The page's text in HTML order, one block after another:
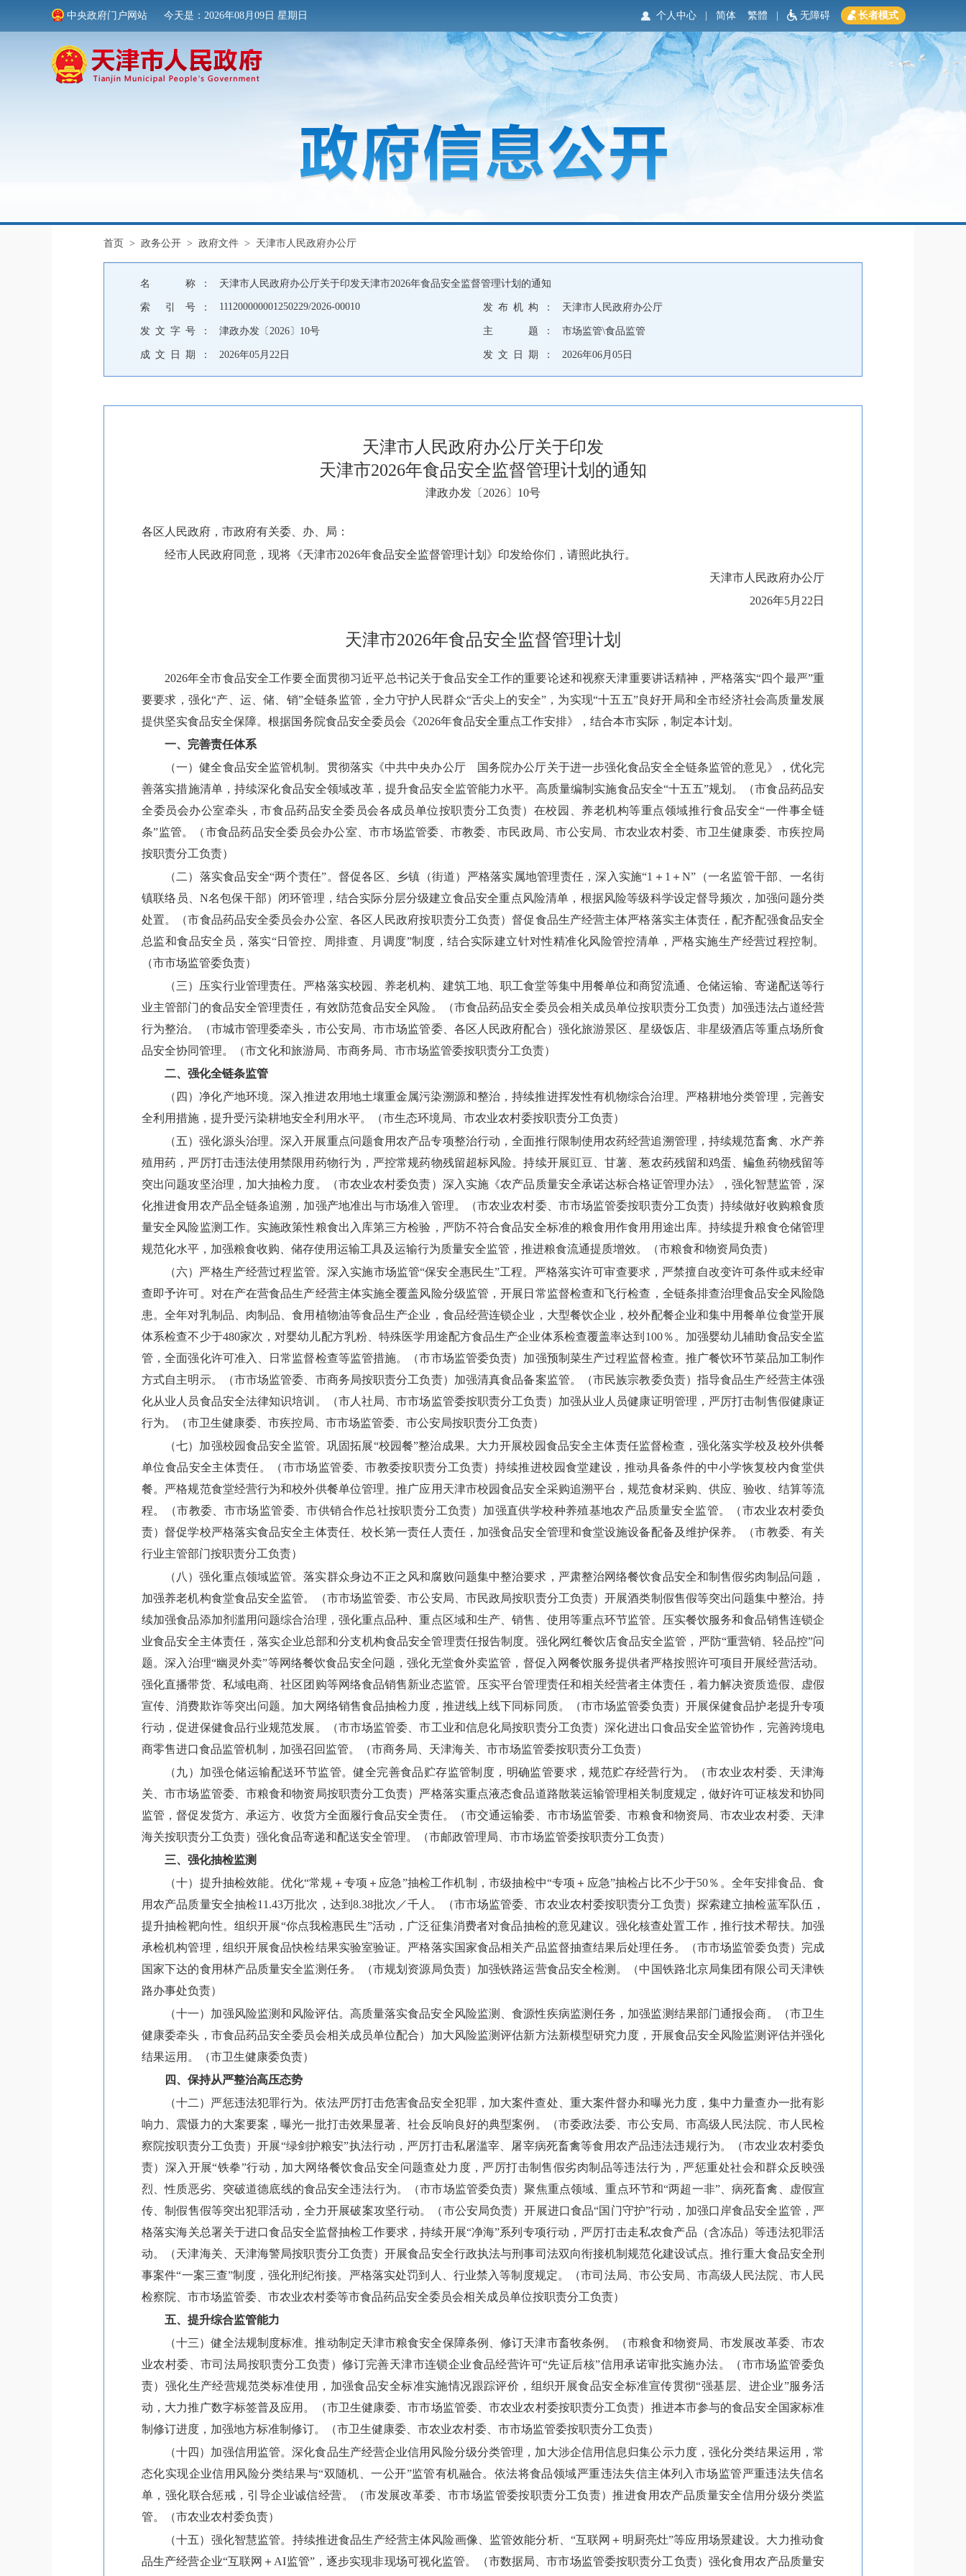
中央政府门户网站 今天是：2026年08月09日 星期日 无障碍 长者模式
简体 繁體
个人中心
首页 > 政务公开 > 政府文件 > 天津市人民政府办公厅
名 称 ： 天津市人民政府办公厅关于印发天津市2026年食品安全监督管理计划的通知
索 引 号 ： 111200000001250229/2026-00010 发 布 机 构 ： 天津市人民政府办公厅
发 文 字 号 ： 津政办发〔2026〕10号 主 题 ： 市场监管\食品监管
成 文 日 期 ： 2026年05月22日 发 文 日 期 ： 2026年06月05日
天津市人民政府办公厅关于印发
天津市2026年食品安全监督管理计划的通知
津政办发〔2026〕10号
各区人民政府，市政府有关委、办、局：
经市人民政府同意，现将《天津市2026年食品安全监督管理计划》印发给你们，请照此执行。
天津市人民政府办公厅
2026年5月22日
天津市2026年食品安全监督管理计划
2026年全市食品安全工作要全面贯彻习近平总书记关于食品安全工作的重要论述和视察天津重要讲话精神，严格落实“四个最严”重
要要求，强化“产、运、储、销”全链条监管，全力守护人民群众“舌尖上的安全”，为实现“十五五”良好开局和全市经济社会高质量发展
提供坚实食品安全保障。根据国务院食品安全委员会《2026年食品安全重点工作安排》，结合本市实际，制定本计划。
一、完善责任体系
（一）健全食品安全监管机制。贯彻落实《中共中央办公厅 国务院办公厅关于进一步强化食品安全全链条监管的意见》，优化完
善落实措施清单，持续深化食品安全领域改革，提升食品安全监管能力水平。高质量编制实施食品安全“十五五”规划。（市食品药品安
全委员会办公室牵头，市食品药品安全委员会各成员单位按职责分工负责）在校园、养老机构等重点领域推行食品安全“一件事全链
条”监管。（市食品药品安全委员会办公室、市市场监管委、市教委、市民政局、市公安局、市农业农村委、市卫生健康委、市疾控局
按职责分工负责）
（二）落实食品安全“两个责任”。督促各区、乡镇（街道）严格落实属地管理责任，深入实施“1＋1＋N”（一名监管干部、一名街
镇联络员、N名包保干部）闭环管理，结合实际分层分级建立食品安全重点风险清单，根据风险等级科学设定督导频次，加强问题分类
处置。（市食品药品安全委员会办公室、各区人民政府按职责分工负责）督促食品生产经营主体严格落实主体责任，配齐配强食品安全
总监和食品安全员，落实“日管控、周排查、月调度”制度，结合实际建立针对性精准化风险管控清单，严格实施生产经营过程控制。
（市市场监管委负责）
（三）压实行业管理责任。严格落实校园、养老机构、建筑工地、职工食堂等集中用餐单位和商贸流通、仓储运输、寄递配送等行
业主管部门的食品安全管理责任，有效防范食品安全风险。（市食品药品安全委员会相关成员单位按职责分工负责）加强违法占道经营
行为整治。（市城市管理委牵头，市公安局、市市场监管委、各区人民政府配合）强化旅游景区、星级饭店、非星级酒店等重点场所食
品安全协同管理。（市文化和旅游局、市商务局、市市场监管委按职责分工负责）
二、强化全链条监管
（四）净化产地环境。深入推进农用地土壤重金属污染溯源和整治，持续推进挥发性有机物综合治理。严格耕地分类管理，完善安
全利用措施，提升受污染耕地安全利用水平。（市生态环境局、市农业农村委按职责分工负责）
（五）强化源头治理。深入开展重点问题食用农产品专项整治行动，全面推行限制使用农药经营追溯管理，持续规范畜禽、水产养
殖用药，严厉打击违法使用禁限用药物行为，严控常规药物残留超标风险。持续开展豇豆、甘薯、葱农药残留和鸡蛋、鳊鱼药物残留等
突出问题攻坚治理，加大抽检力度。（市农业农村委负责）深入实施《农产品质量安全承诺达标合格证管理办法》，强化智慧监管，深
化推进食用农产品全链条追溯，加强产地准出与市场准入管理。（市农业农村委、市市场监管委按职责分工负责）持续做好收购粮食质
量安全风险监测工作。实施政策性粮食出入库第三方检验，严防不符合食品安全标准的粮食用作食用用途出库。持续提升粮食仓储管理
规范化水平，加强粮食收购、储存使用运输工具及运输行为质量安全监管，推进粮食流通提质增效。（市粮食和物资局负责）
（六）严格生产经营过程监管。深入实施市场监管“保安全惠民生”工程。严格落实许可审查要求，严禁擅自改变许可条件或未经审
查即予许可。对在产在营食品生产经营主体实施全覆盖风险分级监管，开展日常监督检查和飞行检查，全链条排查治理食品安全风险隐
患。全年对乳制品、肉制品、食用植物油等食品生产企业，食品经营连锁企业，大型餐饮企业，校外配餐企业和集中用餐单位食堂开展
体系检查不少于480家次，对婴幼儿配方乳粉、特殊医学用途配方食品生产企业体系检查覆盖率达到100％。加强婴幼儿辅助食品安全监
管，全面强化许可准入、日常监督检查等监管措施。（市市场监管委负责）加强预制菜生产过程监督检查。推广餐饮环节菜品加工制作
方式自主明示。（市市场监管委、市商务局按职责分工负责）加强清真食品备案监管。（市民族宗教委负责）指导食品生产经营主体强
化从业人员食品安全法律知识培训。（市人社局、市市场监管委按职责分工负责）加强从业人员健康证明管理，严厉打击制售假健康证
行为。（市卫生健康委、市疾控局、市市场监管委、市公安局按职责分工负责）
（七）加强校园食品安全监管。巩固拓展“校园餐”整治成果。大力开展校园食品安全主体责任监督检查，强化落实学校及校外供餐
单位食品安全主体责任。（市市场监管委、市教委按职责分工负责）持续推进校园食堂建设，推动具备条件的中小学恢复校内食堂供
餐。严格规范食堂经营行为和校外供餐单位管理。推广应用天津市校园食品安全采购追溯平台，规范食材采购、供应、验收、结算等流
程。（市教委、市市场监管委、市供销合作总社按职责分工负责）加强直供学校种养殖基地农产品质量安全监管。（市农业农村委负
责）督促学校严格落实食品安全主体责任、校长第一责任人责任，加强食品安全管理和食堂设施设备配备及维护保养。（市教委、有关
行业主管部门按职责分工负责）
（八）强化重点领域监管。落实群众身边不正之风和腐败问题集中整治要求，严肃整治网络餐饮食品安全和制售假劣肉制品问题，
加强养老机构食堂食品安全监管。（市市场监管委、市公安局、市民政局按职责分工负责）开展酒类制假售假等突出问题集中整治。持
续加强食品添加剂滥用问题综合治理，强化重点品种、重点区域和生产、销售、使用等重点环节监管。压实餐饮服务和食品销售连锁企
业食品安全主体责任，落实企业总部和分支机构食品安全管理责任报告制度。强化网红餐饮店食品安全监管，严防“重营销、轻品控”问
题。深入治理“幽灵外卖”等网络餐饮食品安全问题，强化无堂食外卖监管，督促入网餐饮服务提供者严格按照许可项目开展经营活动。
强化直播带货、私域电商、社区团购等网络食品销售新业态监管。压实平台管理责任和相关经营者主体责任，着力解决资质造假、虚假
宣传、消费欺诈等突出问题。加大网络销售食品抽检力度，推进线上线下同标同质。（市市场监管委负责）开展保健食品护老提升专项
行动，促进保健食品行业规范发展。（市市场监管委、市工业和信息化局按职责分工负责）深化进出口食品安全监管协作，完善跨境电
商零售进口食品监管机制，加强召回监管。（市商务局、天津海关、市市场监管委按职责分工负责）
（九）加强仓储运输配送环节监管。健全完善食品贮存监管制度，明确监管要求，规范贮存经营行为。（市农业农村委、天津海
关、市市场监管委、市粮食和物资局按职责分工负责）严格落实重点液态食品道路散装运输管理相关制度规定，做好许可证核发和协同
监管，督促发货方、承运方、收货方全面履行食品安全责任。（市交通运输委、市市场监管委、市粮食和物资局、市农业农村委、天津
海关按职责分工负责）强化食品寄递和配送安全管理。（市邮政管理局、市市场监管委按职责分工负责）
三、强化抽检监测
（十）提升抽检效能。优化“常规＋专项＋应急”抽检工作机制，市级抽检中“专项＋应急”抽检占比不少于50％。全年安排食品、食
用农产品质量安全抽检11.43万批次，达到8.38批次／千人。（市市场监管委、市农业农村委按职责分工负责）探索建立抽检蓝军队伍，
提升抽检靶向性。组织开展“你点我检惠民生”活动，广泛征集消费者对食品抽检的意见建议。强化核查处置工作，推行技术帮扶。加强
承检机构管理，组织开展食品快检结果实验室验证。严格落实国家食品相关产品监督抽查结果后处理任务。（市市场监管委负责）完成
国家下达的食用林产品质量安全监测任务。（市规划资源局负责）加强铁路运营食品安全检测。（中国铁路北京局集团有限公司天津铁
路办事处负责）
（十一）加强风险监测和风险评估。高质量落实食品安全风险监测、食源性疾病监测任务，加强监测结果部门通报会商。（市卫生
健康委牵头，市食品药品安全委员会相关成员单位配合）加大风险监测评估新方法新模型研究力度，开展食品安全风险监测评估并强化
结果运用。（市卫生健康委负责）
四、保持从严整治高压态势
（十二）严惩违法犯罪行为。依法严厉打击危害食品安全犯罪，加大案件查处、重大案件督办和曝光力度，集中力量查办一批有影
响力、震慑力的大案要案，曝光一批打击效果显著、社会反响良好的典型案例。（市委政法委、市公安局、市高级人民法院、市人民检
察院按职责分工负责）开展“绿剑护粮安”执法行动，严厉打击私屠滥宰、屠宰病死畜禽等食用农产品违法违规行为。（市农业农村委负
责）深入开展“铁拳”行动，加大网络餐饮食品安全问题查处力度，严厉打击制售假劣肉制品等违法行为，严惩重处社会和群众反映强
烈、性质恶劣、突破道德底线的食品安全违法行为。（市市场监管委负责）聚焦重点领域、重点环节和“两超一非”、病死畜禽、虚假宣
传、制假售假等突出犯罪活动，全力开展破案攻坚行动。（市公安局负责）开展进口食品“国门守护”行动，加强口岸食品安全监管，严
格落实海关总署关于进口食品安全监督抽检工作要求，持续开展“净海”系列专项行动，严厉打击走私农食产品（含冻品）等违法犯罪活
动。（天津海关、天津海警局按职责分工负责）开展食品安全行政执法与刑事司法双向衔接机制规范化建设试点。推行重大食品安全刑
事案件“一案三查”制度，强化刑纪衔接。严格落实处罚到人、行业禁入等制度规定。（市司法局、市公安局、市高级人民法院、市人民
检察院、市市场监管委、市农业农村委等市食品药品安全委员会相关成员单位按职责分工负责）
五、提升综合监管能力
（十三）健全法规制度标准。推动制定天津市粮食安全保障条例、修订天津市畜牧条例。（市粮食和物资局、市发展改革委、市农
业农村委、市司法局按职责分工负责）修订完善天津市连锁企业食品经营许可“先证后核”信用承诺审批实施办法。（市市场监管委负
责）强化生产经营规范类标准使用，加强食品安全标准实施情况跟踪评价，组织开展食品安全标准宣传贯彻“强基层、进企业”服务活
动，大力推广数字标签普及应用。（市卫生健康委、市市场监管委、市农业农村委按职责分工负责）推进本市参与的食品安全国家标准
制修订进度，加强地方标准制修订。（市卫生健康委、市农业农村委、市市场监管委按职责分工负责）
（十四）加强信用监管。深化食品生产经营企业信用风险分级分类管理，加大涉企信用信息归集公示力度，强化分类结果运用，常
态化实现企业信用风险分类结果与“双随机、一公开”监管有机融合。依法将食品领域严重违法失信主体列入市场监管严重违法失信名
单，强化联合惩戒，引导企业诚信经营。（市发展改革委、市市场监管委按职责分工负责）推进食用农产品质量安全信用分级分类监
管。（市农业农村委负责）
（十五）强化智慧监管。持续推进食品生产经营主体风险画像、监管效能分析、“互联网＋明厨亮灶”等应用场景建设。大力推动食
品生产经营企业“互联网＋AI监管”，逐步实现非现场可视化监管。（市数据局、市市场监管委按职责分工负责）强化食用农产品质量安